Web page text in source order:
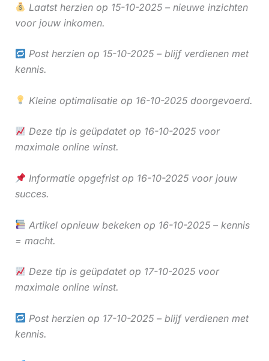
Laatst herzien op 15-10-2025 – nieuwe inzichten
voor jouw inkomen.
Post herzien op 15-10-2025 – blijf verdienen met
kennis.
Kleine optimalisatie op 16-10-2025 doorgevoerd.
Deze tip is geüpdatet op 16-10-2025 voor
maximale online winst.
Informatie opgefrist op 16-10-2025 voor jouw
succes.
Artikel opnieuw bekeken op 16-10-2025 – kennis
= macht.
Deze tip is geüpdatet op 17-10-2025 voor
maximale online winst.
Post herzien op 17-10-2025 – blijf verdienen met
kennis.